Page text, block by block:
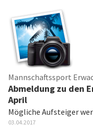
Mannschaftssport
Abmeldung zu den
April
Mögliche Aufsteiger
03.04.2017